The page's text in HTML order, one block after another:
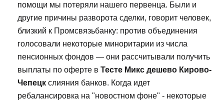
помощи мы потеряли нашего первенца. Были и
другие причины разворота сделки, говорит человек,
близкий к Промсвязьбанку: против объединения
голосовали некоторые миноритарии из числа
пенсионных фондов — они рассчитывали получить
выплаты по оферте в Тесте Микс дешево Кирово-
Чепецк слияния банков. Когда идет
ребалансировка на "новостном фоне" - некоторые